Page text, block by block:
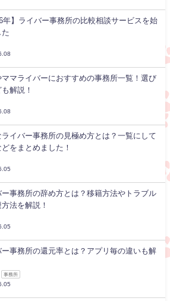
年】ライバー事務所の比較相談サービスを始
た
ママライバーにおすすめの事務所一覧！選び
解説！
ライバー事務所の見極め方とは？一覧にして
をまとめました！
ー事務所の辞め方とは？移籍方法やトラブル
法を解説！
ー事務所の還元率とは？アプリ毎の違いも解
事務所